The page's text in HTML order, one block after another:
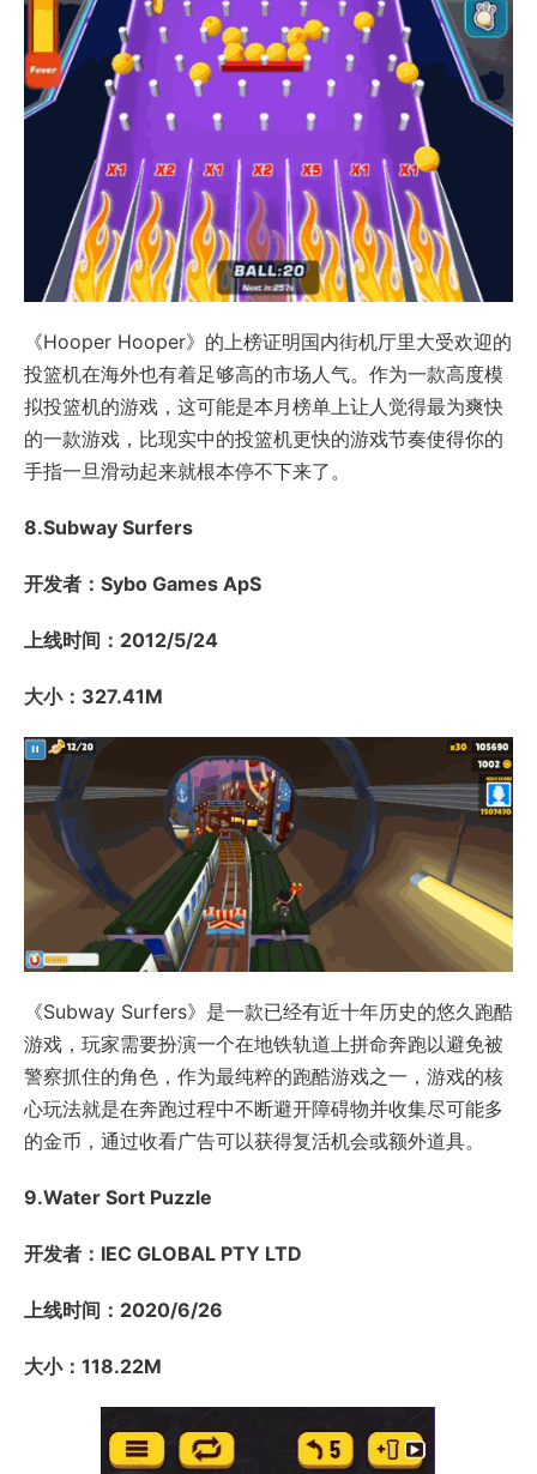
《Hooper Hooper》的上榜证明国内街机厅里大受欢迎的
投篮机在海外也有着足够高的市场人气。作为一款高度模
拟投篮机的游戏，这可能是本月榜单上让人觉得最为爽快
的一款游戏，比现实中的投篮机更快的游戏节奏使得你的
手指一旦滑动起来就根本停不下来了。
8.Subway Surfers
开发者：Sybo Games ApS
上线时间：2012/5/24
大小：327.41M
《Subway Surfers》是一款已经有近十年历史的悠久跑酷
游戏，玩家需要扮演一个在地铁轨道上拼命奔跑以避免被
警察抓住的角色，作为最纯粹的跑酷游戏之一，游戏的核
心玩法就是在奔跑过程中不断避开障碍物并收集尽可能多
的金币，通过收看广告可以获得复活机会或额外道具。
9.Water Sort Puzzle
开发者：IEC GLOBAL PTY LTD
上线时间：2020/6/26
大小：118.22M